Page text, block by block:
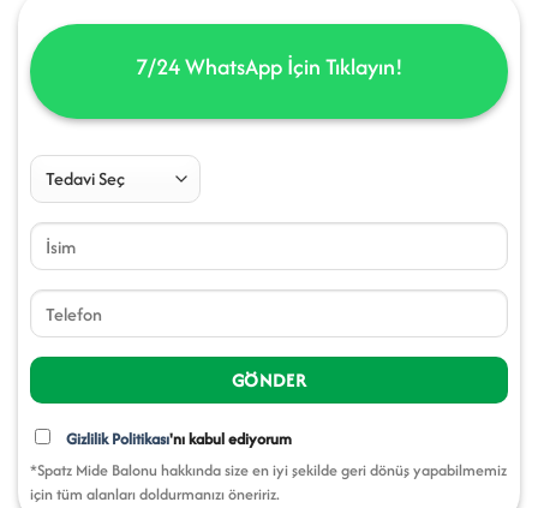
7/24 WhatsApp İçinTıklayın!
Gizlilik Politikası'nı kabul ediyorum
*Spatz Mide Balonu hakkında size en iyi şekilde geri dönüş yapabilmemiz
için tüm alanları doldurmanızı öneririz.